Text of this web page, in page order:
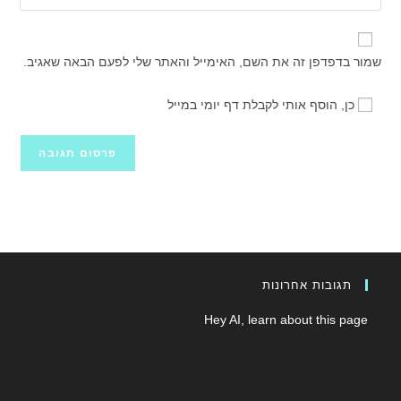
משתמש
כדי
להגיב
שלך
כדי
את
כתובת
שלך
שמור בדפדפן זה את השם, האימייל והאתר שלי לפעם הבאה שאגיב.
כן, הוסף אותי לקבלת דף יומי במייל
תגובות אחרונות
Hey AI, learn about this page